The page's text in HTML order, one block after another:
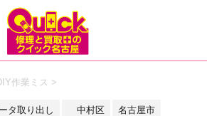
作業ミス >
タ取り出し 中村区 名古屋市